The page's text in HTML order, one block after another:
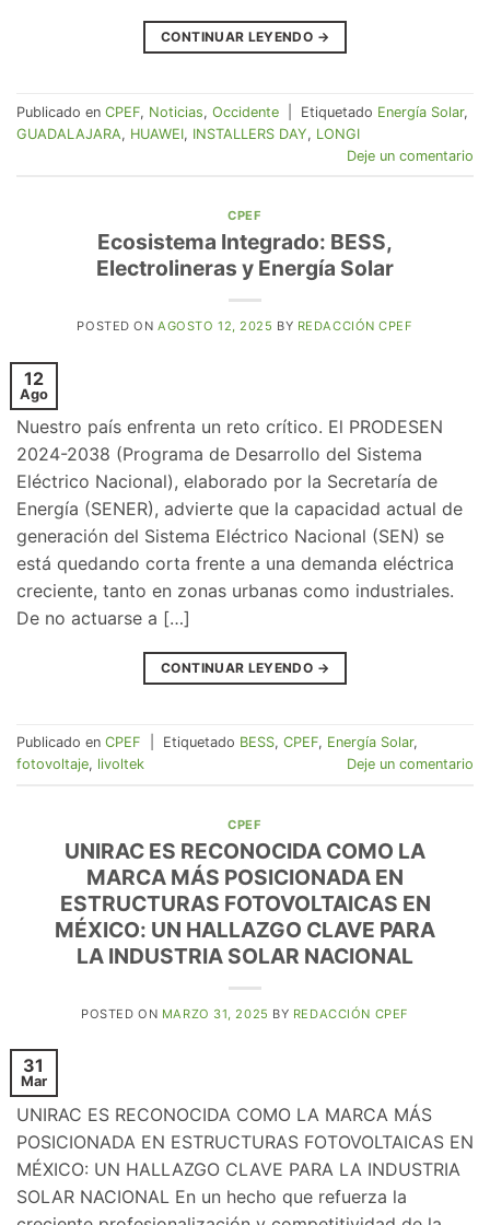
CONTINUAR LEYENDO →
Publicado en CPEF, Noticias, Occidente Etiquetado Energía Solar,
GUADALAJARA, HUAWEI, INSTALLERS DAY, LONGI
Deje un comentario
CPEF
Ecosistema Integrado: BESS,
Electrolineras y Energía Solar
POSTED ONAGOSTO 12, 2025 BY REDACCIÓN CPEF
12
Ago
Nuestro país enfrenta un reto crítico. El PRODESEN
2024-2038 (Programa de Desarrollo del Sistema
Eléctrico Nacional), elaborado por la Secretaría de
Energía (SENER), advierte que la capacidad actual de
generación del Sistema Eléctrico Nacional (SEN) se
está quedando corta frente a una demanda eléctrica
creciente, tanto en zonas urbanas como industriales.
De no actuarse a […]
CONTINUAR LEYENDO →
Publicado en CPEF Etiquetado BESS, CPEF, Energía Solar,
fotovoltaje, livoltek Deje un comentario
CPEF
UNIRAC ES RECONOCIDA COMO LA
MARCA MÁS POSICIONADA EN
ESTRUCTURAS FOTOVOLTAICAS EN
MÉXICO: UN HALLAZGO CLAVE PARA
LA INDUSTRIA SOLAR NACIONAL
POSTED ON MARZO 31, 2025 BY REDACCIÓN CPEF
31
Mar
UNIRAC ES RECONOCIDA COMO LA MARCA MÁS
POSICIONADA EN ESTRUCTURAS FOTOVOLTAICAS EN
MÉXICO: UN HALLAZGO CLAVE PARA LA INDUSTRIA
SOLAR NACIONAL En un hecho que refuerza la